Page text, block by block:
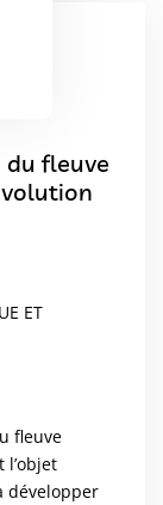
du fleuve
ET
fleuve
l’objet
développer